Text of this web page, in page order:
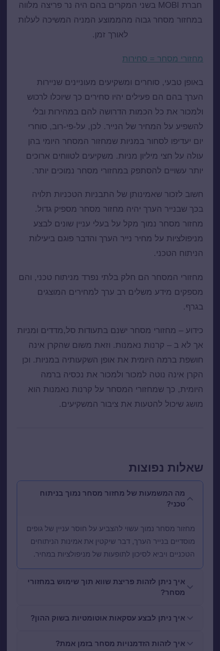
חברת MOBI בשני המקרים בהם היה נר פריצה מלווה
במחזור מסחר גבוה מהממוצע המניה המשיכה לעלות
לאורך זמן.
מחזורי מסחר = סחירות
באופן טבעי, סוחרים ומשקיעים מעוניינים שניירות
הערך בהם הם פעילים יהיו סחירים כך שיוכלו לרכוש
ולמכור את כל הכמות הדרושה להם במהירות ובלי
להשפיע על המחיר של הנייר. לכן, על-פי-רוב, סוחרי
יום יעדיפו לסחור במניות שמחזור המסחר היומי בהן
עולה על חצי מיליון מניות. משקיעים לטווחים ארוכים
יותר עשויים להסתפק במחזורי מסחר נמוכים יותר.
חשוב לזכור שאמינותן של התבניות הטכניות תלויה
בכך שבנייר הערך יהיה מחזור מסחר מספיק גדול.
מחזור מסחר נמוך מקל על בעלי עניין שונים לבצע
מניפולציות על מחיר נייר הערך והדבר פוגם ביעילות
הניתוח הטכני.
מחזורי המסחר הם חלק בלתי נפרד מניתוח טכני, והם
מספקים מידע משלים רב ערך למחירים המוצגים
בגרף.
כידוע – מחזורי מסחר ישנם בתעודות סל,מדדים ומניות
אך לא ב – קרנות נאמנות. וזאת משום שהקרן אינה
חושפת ברמה היומית את אופן השקעותיה במניות. וכן
הקרן אינה נוטה למכור ולמכור את נכסיה ברמה
היומית, כך שמחזורי המסחר על קרנות נאמנות הוא
מושג שיכול להטעות את ציבור המשקיעים.
שאלות נפוצות
מה המשמעות של מחזור מסחר נמוך בניתוח
טכני?
מחזור מסחר נמוך עשוי להצביע על חוסר עניין של גופים
מוסדיים בנייר הערך, דבר שיקטין את אמינות הניתוחים
הטכניים ויביא לסיכון לתופעות של מניפולציות במחיר.
איך ניתן לזהות פריצת שווא תוך שימוש במחזורי
מסחר?
איך ניתן לבצע עסקאות אוטומטיות בשוק ההון?
איך לזהות הזדמנויות מסחר בזמן אמת?